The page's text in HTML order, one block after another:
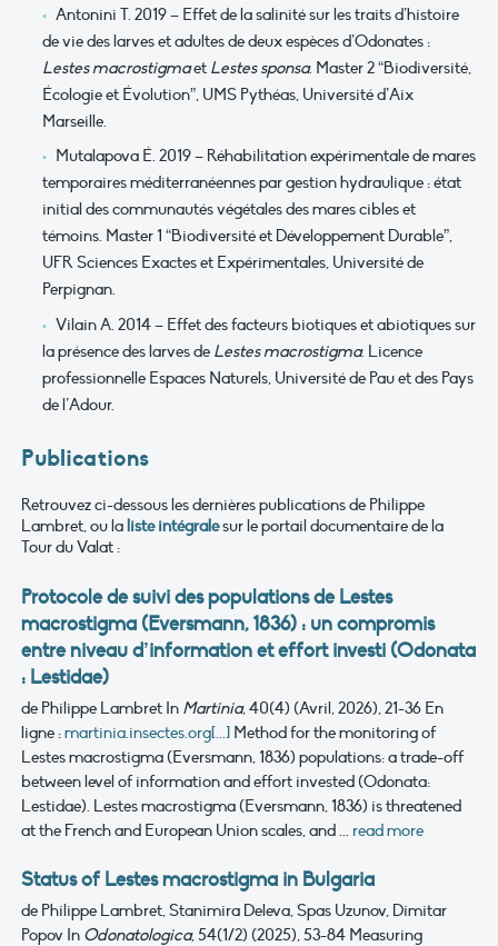
Antonini T. 2019 – Effet de la salinité sur les traits d’histoire
de vie des larves et adultes de deux espèces d’Odonates :
Lestes macrostigmaet Lestes sponsa. Master 2 “Biodiversité,
Écologie et Évolution”, UMS Pythéas, Université d’Aix
Marseille.
Mutalapova É. 2019 – Réhabilitation expérimentale de mares
temporaires méditerranéennes par gestion hydraulique : état
initial des communautés végétales des mares cibles et
témoins. Master 1 “Biodiversité et Développement Durable”,
UFR Sciences Exactes et Expérimentales, Université de
Perpignan.
Vilain A. 2014 – Effet des facteurs biotiques et abiotiques sur
la présence des larves de Lestes macrostigma. Licence
professionnelle Espaces Naturels, Université de Pau et des Pays
de l’Adour.
Publications
Retrouvez ci-dessous les dernières publications de Philippe
Lambret, ou la liste intégralesur le portail documentaire de la
Tour du Valat :
Protocole de suivi des populations de Lestes
macrostigma (Eversmann, 1836) : un compromis
entre niveau d’information et effort investi (Odonata
: Lestidae)
de Philippe Lambret In Martinia, 40(4) (Avril, 2026), 21-36 En
ligne :martinia.insectes.org[...] Method for the monitoring of
Lestes macrostigma (Eversmann, 1836) populations: a trade-off
between level of information and effort invested (Odonata:
Lestidae). Lestes macrostigma (Eversmann, 1836) is threatened
at the French and European Union scales, and ... read more
Status of Lestes macrostigma in Bulgaria
de Philippe Lambret, Stanimira Deleva, Spas Uzunov, Dimitar
Popov In Odonatologica, 54(1/2) (2025), 53-84 Measuring